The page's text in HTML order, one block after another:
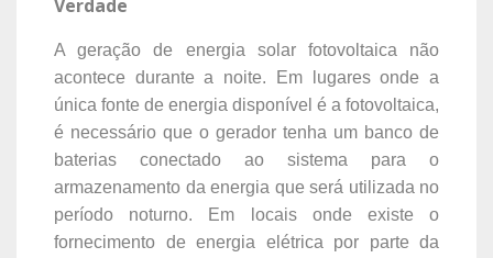
Verdade
A geração de energia solar fotovoltaica não
acontece durante a noite. Em lugares onde a
única fonte de energia disponível é a fotovoltaica,
é necessário que o gerador tenha um banco de
baterias conectado ao sistema para o
armazenamento da energia que será utilizada no
período noturno. Em locais onde existe o
fornecimento de energia elétrica por parte da